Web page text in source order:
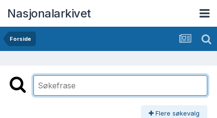
Nasjonalarkivet
Forside
Flere søkevalg